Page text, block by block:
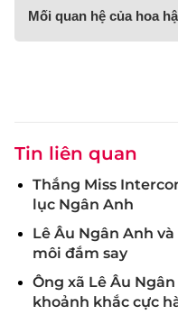
Mối quan hệ của hoa
Tin liên quan
Thắng Miss
lục Ngân Anh
Lê Âu Ngân Anh
môi đắm say
Ông xã Lê Âu
khoảnh khắc cực